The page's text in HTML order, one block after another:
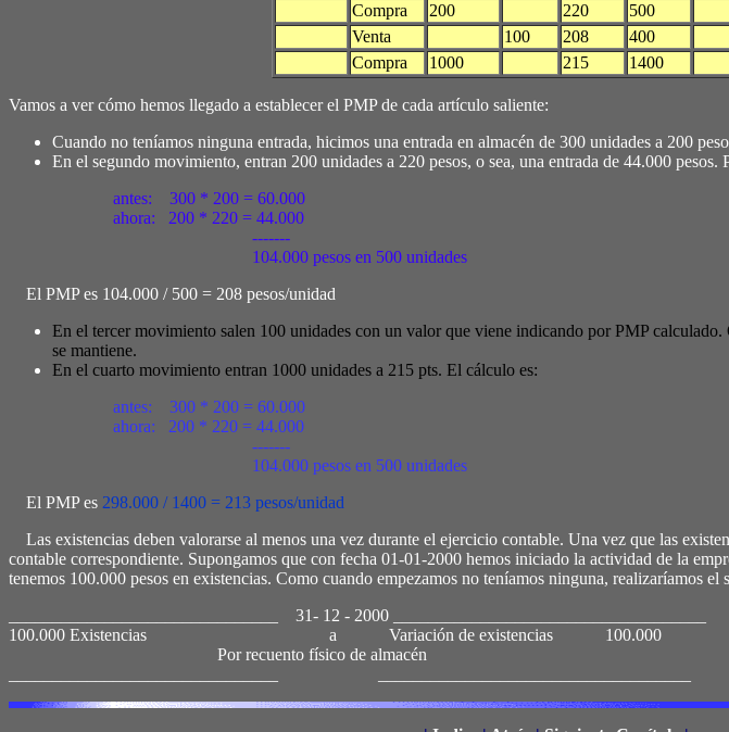
Compra
200 220 500
Venta
100 208 400
Compra
1000 215 1400
Vamos a ver cómo hemos llegado a establecer el PMP de cada artículo saliente:
Cuando no teníamos ninguna entrada, hicimos una entrada en almacén de 300 unidades a 200
En el segundo movimiento, entran 200 unidades a 220 pesos, o sea, una entrada de 44.000 pesos.
antes: 300 * 200 = 60.000
ahora: 200 * 220 = 44.000
-------
104.000 pesos en 500 unidades
El PMP es 104.000 / 500 = 208 pesos/unidad
En el tercer movimiento salen 100 unidades con un valor que viene indicando por PMP
se mantiene.
En el cuarto movimiento entran 1000 unidades a 215 pts. El cálculo es:
antes: 300 * 200 = 60.000
ahora: 200 * 220 = 44.000
-------
104.000 pesos en 500 unidades
El PMP es 298.000 / 1400 = 213 pesos/unidad
Las existencias deben valorarse al menos una vez durante el ejercicio contable. Una vez que las
contable correspondiente. Supongamos que con fecha 01-01-2000 hemos iniciado la actividad de la
tenemos 100.000 pesos en existencias. Como cuando empezamos no teníamos ninguna, realizaríamos el
_______________________________ 31- 12 - 2000 ____________________________________
100.000 Existencias a Variación de existencias 100.000
Por recuento físico de almacén